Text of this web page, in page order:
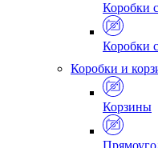
Коробки
Коробки
Коробки и
Корзины